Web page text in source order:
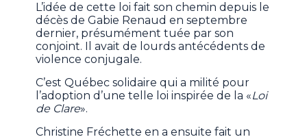
L’idée de cette loi fait son chemin depuis le
décès de Gabie Renaud en septembre
dernier, présumément tuée par son
conjoint. Il avait de lourds antécédents de
violence conjugale.
C’est Québec solidaire qui a milité pour
l’adoption d’une telle loi inspirée de la «Loi
de Clare».
Christine Fréchette en a ensuite fait un